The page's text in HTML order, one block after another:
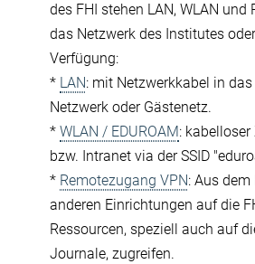
des FHI stehen LAN, WLAN und
das Netzwerk des Institutes
Verfügung:
* LAN: mit Netzwerkkabel in
Netzwerk oder Gästenetz.
* WLAN / EDUROAM:
bzw. Intranet via der SSID
* Remotezugang VPN: Aus
anderen Einrichtungen auf die
Ressourcen, speziell auch auf
Journale, zugreifen.